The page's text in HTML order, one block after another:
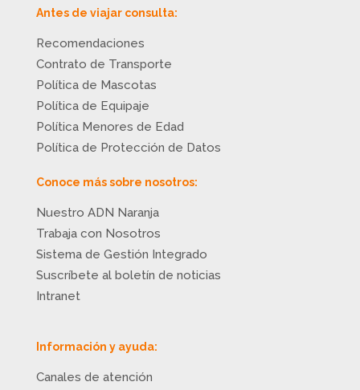
Antes de viajar consulta:
Recomendaciones
Contrato de Transporte
Política de Mascotas
Política de Equipaje
Política Menores de Edad
Política de Protección de Datos
Conoce más sobre nosotros:
Nuestro ADN Naranja
Trabaja con Nosotros
Sistema de Gestión Integrado
Suscríbete al boletín de noticias
Intranet
Información y ayuda:
Canales de atención